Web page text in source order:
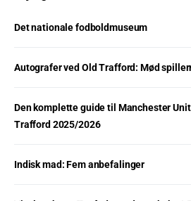
Det nationale fodboldmuseum
Autografer ved Old Trafford: Mød
Den komplette guide til Manchester
Trafford 2025/2026
Indisk mad: Fem anbefalinger